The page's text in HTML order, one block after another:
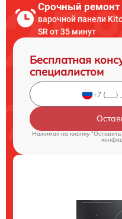
Срочный ремонт
варочной панели
SR от 35 минут
Бесплатная
специалистом
Нажимая на кнопку